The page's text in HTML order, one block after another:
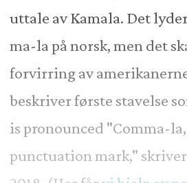
uttale av Kamala. Det
ma-la på norsk, men det
forvirring av
beskriver første stavelse
is pronounced "Comma-
punctuation mark,"